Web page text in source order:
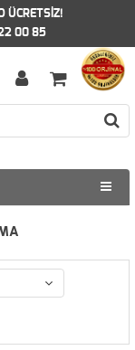
ÜCRETSİZ!
00 85